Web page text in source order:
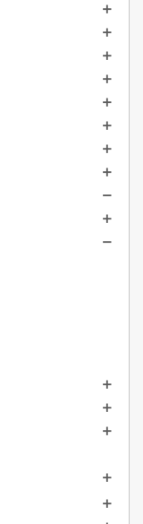
add
add
add
add
add
add
add
add
remove
add
remove
add
add
add
add
add